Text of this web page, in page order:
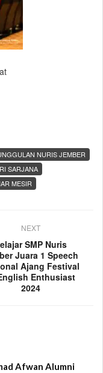
NURIS JEMBER
SARJANA
MESIR
NEXT
SMP Nuris
Juara 1 Speech
Ajang Festival
Enthusiast
2024
Afwan Alumni